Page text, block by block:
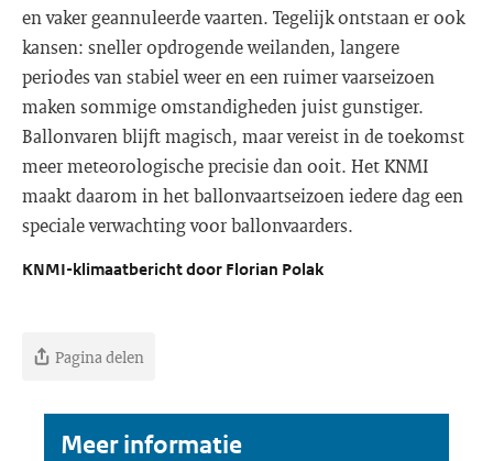
en vaker geannuleerde vaarten. Tegelijk ontstaan er ook
kansen: sneller opdrogende weilanden, langere
periodes van stabiel weer en een ruimer vaarseizoen
maken sommige omstandigheden juist gunstiger.
Ballonvaren blijft magisch, maar vereist in de toekomst
meer meteorologische precisie dan ooit. Het KNMI
maakt daarom in het ballonvaartseizoen iedere dag een
speciale verwachting voor ballonvaarders.
KNMI-klimaatbericht door Florian Polak
Pagina delen
Meer informatie